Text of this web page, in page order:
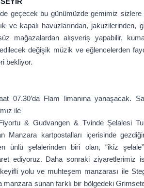
geçecek bu günümüzde gemimiz
ve kapalı havuzlarından, jakuzilerinden,
mağazalardan alışveriş yapabilir,
değişik müzik ve eğlencelerden
bekliyor.
07.30’da Flam limanına yanaşacak.
ile
& Gudvangen & Tvinde Şelalesi
Manzara kartpostalları içerisinde
ünlü şelalerinden biri olan, “ikiz
ediyoruz. Daha sonraki ziyaretlerimiz
yolu ve muhteşem manzarası ile
sunan farklı bir bölgedeki